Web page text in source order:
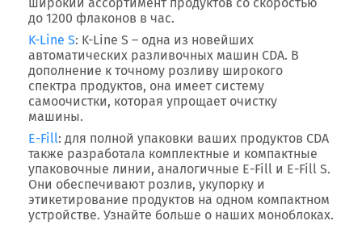
до 1200 флаконов в час.
K-Line S: K-Line S – одна из новейших
автоматических разливочных машин CDA. В
дополнение к точному розливу широкого
спектра продуктов, она имеет систему
самоочистки, которая упрощает очистку
машины.
E-Fill: для полной упаковки ваших продуктов CDA
также разработала комплектные и компактные
упаковочные линии, аналогичные E-Fill и E-Fill S.
Они обеспечивают розлив, укупорку и
этикетирование продуктов на одном компактном
устройстве. Узнайте больше о наших моноблоках.